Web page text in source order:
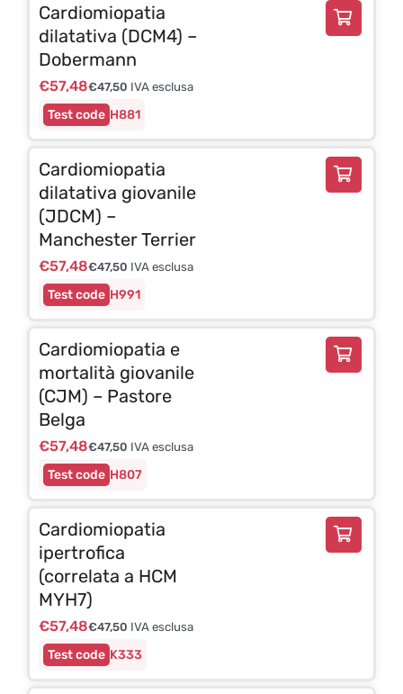
H881
Cardiomiopatia
dilatativa (DCM4) –
Dobermann
€57,48€47,50 IVA esclusa
H991
Cardiomiopatia
dilatativa giovanile
(JDCM) –
Manchester Terrier
€57,48€47,50 IVA esclusa
H807
Cardiomiopatia e
mortalità giovanile
(CJM) – Pastore
Belga
€57,48€47,50 IVA esclusa
K333
Cardiomiopatia
ipertrofica
(correlata a HCM
MYH7)
€57,48€47,50 IVA esclusa